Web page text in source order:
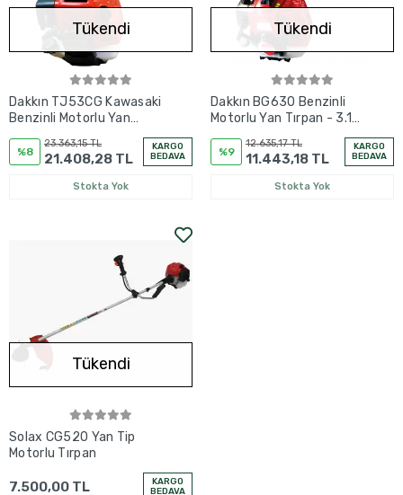
Tükendi
Dakkın TJ53CG Kawasaki
Benzinli Motorlu Yan
%8
23.363,15 TL
21.408,28 TL
KARGO
BEDAVA
Stokta Yok
Tükendi
Dakkın BG630 Benzinli
Motorlu Yan Tırpan - 3.1
%9
12.635,17 TL
11.443,18 TL
KARGO
BEDAVA
Stokta Yok
Tükendi
Solax CG520 Yan Tip
Motorlu Tırpan
7.500,00 TL
KARGO
BEDAVA